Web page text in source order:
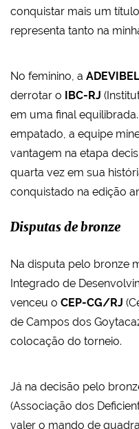
conquistar mais um
representa tanto na
No feminino, a
derrotar o IBC-RJ
em uma final
empatado, a equipe
vantagem na etapa
quarta vez em sua
conquistado na edição
Disputas de bronze
Na disputa pelo bronze
Integrado de
venceu o CEP-CG/RJ
de Campos dos
colocação do torneio.
Já na decisão pelo
(Associação dos
valer o mando de